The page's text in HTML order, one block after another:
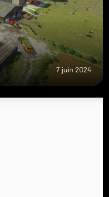
7 juin 2024